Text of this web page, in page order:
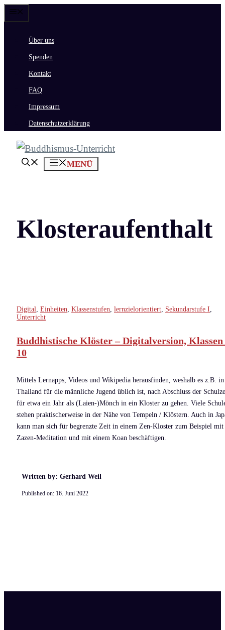
Zum
springenÜber uns
Spenden
Kontakt
FAQ
Impressum
Datenschutzerklärung
MENÜ
Klosteraufenthalt
Digital Einheiten Klassenstufen lernzielorientiert Sekundarstufe I
Unterricht
Buddhistische Klöster – Digitalversion, Klassen
10
Mittels Lernapps, Videos und Wikipedia herausfinden, weshalb es z.B. in
Thailand für die männliche Jugend üblich ist, nach Abschluss der
für etwa ein Jahr als (Laien-)Mönch in ein Kloster zu gehen. Viele
stehen praktischerweise in der Nähe von Tempeln / Klöstern. Auch in
kann man sich für begrenzte Zeit in einem Zen-Kloster zum Beispiel mit
Zazen-Meditation und mit einem Koan beschäftigen.
Written by: Gerhard Weil
Published on: 16. Juni 2022